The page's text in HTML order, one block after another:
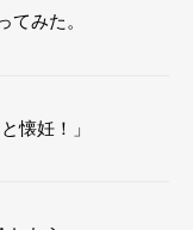
てみた。
懐妊！」